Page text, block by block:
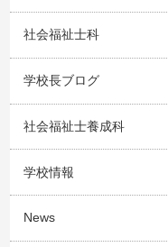
社会福祉士科
学校長ブログ
社会福祉士養成科
学校情報
News